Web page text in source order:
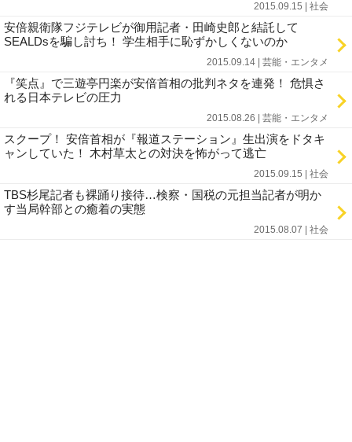
2015.09.15 | 社会
安倍親衛隊フジテレビが御用記者・田崎史郎と結託して
SEALDsを騙し討ち！ 学生相手に恥ずかしくないのか
2015.09.14 | 芸能・エンタメ
『笑点』で三遊亭円楽が安倍首相の批判ネタを連発！ 危惧さ
れる日本テレビの圧力
2015.08.26 | 芸能・エンタメ
スクープ！ 安倍首相が『報道ステーション』生出演をドタキ
ャンしていた！ 木村草太との対決を怖がって逃亡
2015.09.15 | 社会
TBS杉尾記者も裸踊り接待…検察・国税の元担当記者が明か
す当局幹部との癒着の実態
2015.08.07 | 社会